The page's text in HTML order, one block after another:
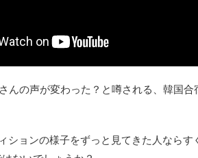
んの声が変わった？と噂される、韓国
ションの様子をずっと見てきた人なら